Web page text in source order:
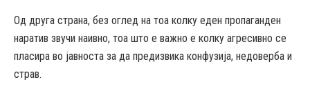
Од друга страна, без оглед на тоа колку еден пропаганден
наратив звучи наивно, тоа што е важно е колку агресивно се
пласира во јавноста за да предизвика конфузија, недоверба и
страв.